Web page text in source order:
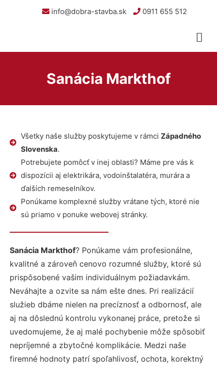
info@dobra-stavba.sk 0911 655 512
Sanácia Markthof
Všetky naše služby poskytujeme v rámci Západného
Slovenska.
Potrebujete pomôcť v inej oblasti? Máme pre vás k
dispozícii aj elektrikára, vodoinštalatéra, murára a
ďalších remeselníkov.
Ponúkame komplexné služby vrátane tých, ktoré nie
sú priamo v ponuke webovej stránky.
Sanácia Markthof? Ponúkame vám profesionálne,
kvalitné a zároveň cenovo rozumné služby, ktoré sú
prispôsobené vašim individuálnym požiadavkám.
Neváhajte a ozvite sa nám ešte dnes. Pri realizácií
služieb dbáme nielen na precíznosť a odbornosť, ale
aj na dôslednú kontrolu vykonanej práce, pretože si
uvedomujeme, že aj malé pochybenie môže spôsobiť
nepríjemné a zbytočné komplikácie. Medzi naše
firemné hodnoty patrí spoľahlivosť, ochota, korektný